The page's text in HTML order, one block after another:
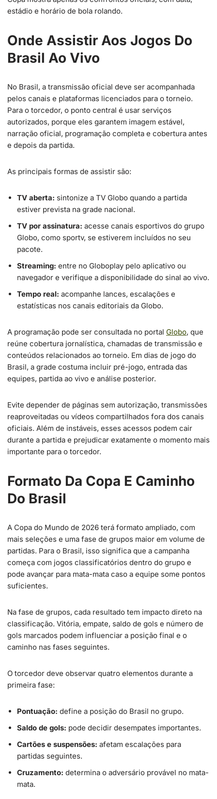
estádio e horário de bola rolando.
Onde Assistir Aos Jogos Do
Brasil Ao Vivo
No Brasil, a transmissão oficial deve ser acompanhada
pelos canais e plataformas licenciados para o torneio.
Para o torcedor, o ponto central é usar serviços
autorizados, porque eles garantem imagem estável,
narração oficial, programação completa e cobertura antes
e depois da partida.
As principais formas de assistir são:
TV aberta: sintonize a TV Globo quando a partida
estiver prevista na grade nacional.
TV por assinatura: acesse canais esportivos do grupo
Globo, como sportv, se estiverem incluídos no seu
pacote.
Streaming: entre no Globoplay pelo aplicativo ou
navegador e verifique a disponibilidade do sinal ao vivo.
Tempo real: acompanhe lances, escalações e
estatísticas nos canais editoriais da Globo.
A programação pode ser consultada no portal Globo, que
reúne cobertura jornalística, chamadas de transmissão e
conteúdos relacionados ao torneio. Em dias de jogo do
Brasil, a grade costuma incluir pré-jogo, entrada das
equipes, partida ao vivo e análise posterior.
Evite depender de páginas sem autorização, transmissões
reaproveitadas ou vídeos compartilhados fora dos canais
oficiais. Além de instáveis, esses acessos podem cair
durante a partida e prejudicar exatamente o momento mais
importante para o torcedor.
Formato Da Copa E Caminho
Do Brasil
A Copa do Mundo de 2026 terá formato ampliado, com
mais seleções e uma fase de grupos maior em volume de
partidas. Para o Brasil, isso significa que a campanha
começa com jogos classificatórios dentro do grupo e
pode avançar para mata-mata caso a equipe some pontos
suficientes.
Na fase de grupos, cada resultado tem impacto direto na
classificação. Vitória, empate, saldo de gols e número de
gols marcados podem influenciar a posição final e o
caminho nas fases seguintes.
O torcedor deve observar quatro elementos durante a
primeira fase:
Pontuação: define a posição do Brasil no grupo.
Saldo de gols: pode decidir desempates importantes.
Cartões e suspensões: afetam escalações para
partidas seguintes.
Cruzamento: determina o adversário provável no mata-
mata.